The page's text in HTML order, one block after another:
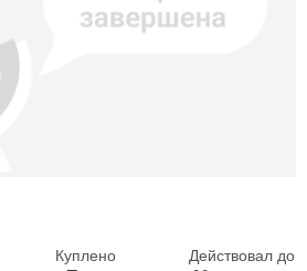
Куплено
Действовал до